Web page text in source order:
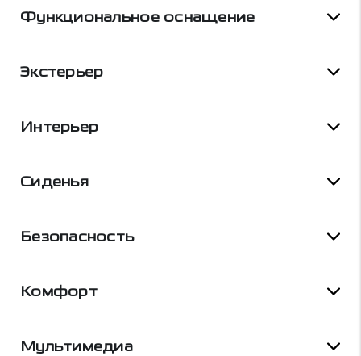
Функциональное оснащение
Экстерьер
Интерьер
Сиденья
Безопасность
Комфорт
Мультимедиа